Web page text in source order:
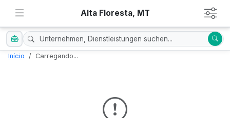
Alta Floresta, MT
Início Carregando...